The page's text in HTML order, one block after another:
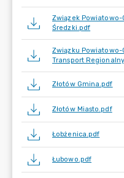
Związek
Średzki.pdf
Związku Powiatowo-
Transport
Złotów Gmina.pdf
Złotów Miasto.pdf
Łobżenica.pdf
Łubowo.pdf